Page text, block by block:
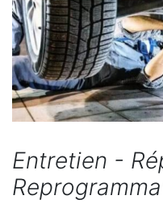
Entretien -